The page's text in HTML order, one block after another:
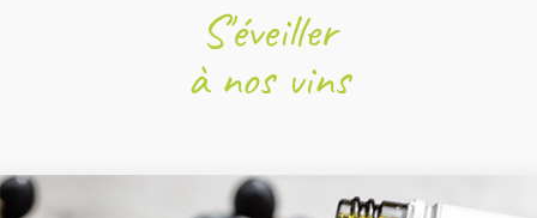
S'éveiller
à nos vins